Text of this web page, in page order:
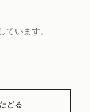
います。
どる